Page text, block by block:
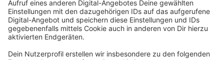
Anzeige
Anzeige